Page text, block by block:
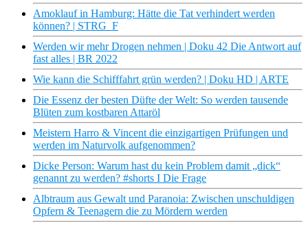
Amoklauf in Hamburg: Hätte die Tat verhindert werden
können? | STRG_F
Werden wir mehr Drogen nehmen | Doku 42 Die Antwort auf
fast alles | BR 2022
Wie kann die Schifffahrt grün werden? | Doku HD | ARTE
Die Essenz der besten Düfte der Welt: So werden tausende
Blüten zum kostbaren Attaröl
Meistern Harro & Vincent die einzigartigen Prüfungen und
werden im Naturvolk aufgenommen?
Dicke Person: Warum hast du kein Problem damit „dick“
genannt zu werden? #shorts I Die Frage
Albtraum aus Gewalt und Paranoia: Zwischen unschuldigen
Opfern & Teenagern die zu Mördern werden